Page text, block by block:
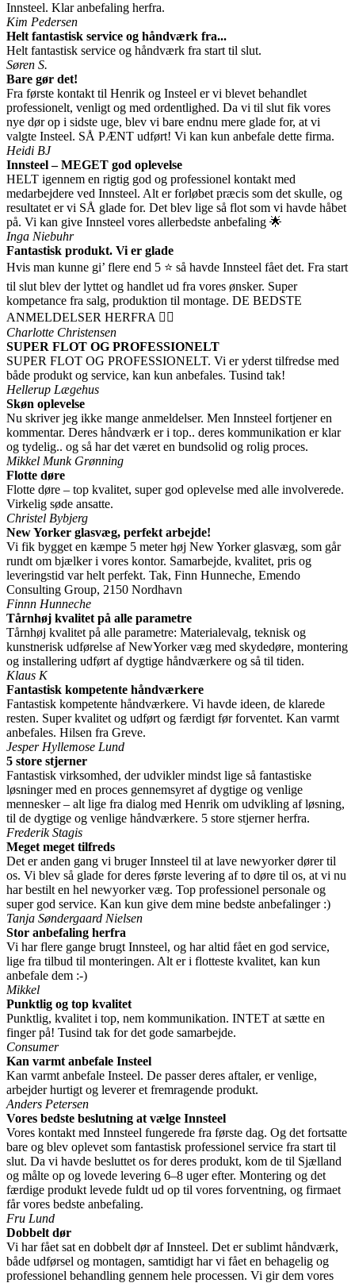
Innsteel. Klar anbefaling herfra.
Kim Pedersen
Helt fantastisk service og håndværk fra...
Helt fantastisk service og håndværk fra start til slut.
Søren S.
Bare gør det!
Fra første kontakt til Henrik og Insteel er vi blevet behandlet
professionelt, venligt og med ordentlighed. Da vi til slut fik vores
nye dør op i sidste uge, blev vi bare endnu mere glade for, at vi
valgte Insteel. SÅ PÆNT udført! Vi kan kun anbefale dette firma.
Heidi BJ
Innsteel – MEGET god oplevelse
HELT igennem en rigtig god og professionel kontakt med
medarbejdere ved Innsteel. Alt er forløbet præcis som det skulle, og
resultatet er vi SÅ glade for. Det blev lige så flot som vi havde håbet
på. Vi kan give Innsteel vores allerbedste anbefaling 🌟
Inga Niebuhr
Fantastisk produkt. Vi er glade
Hvis man kunne gi’ flere end 5 ⭐ så havde Innsteel fået det. Fra start
til slut blev der lyttet og handlet ud fra vores ønsker. Super
kompetance fra salg, produktion til montage. DE BEDSTE
ANMELDELSER HERFRA 👍🏻
Charlotte Christensen
SUPER FLOT OG PROFESSIONELT
SUPER FLOT OG PROFESSIONELT. Vi er yderst tilfredse med
både produkt og service, kan kun anbefales. Tusind tak!
Hellerup Lægehus
Skøn oplevelse
Nu skriver jeg ikke mange anmeldelser. Men Innsteel fortjener en
kommentar. Deres håndværk er i top.. deres kommunikation er klar
og tydelig.. og så har det været en bundsolid og rolig proces.
Mikkel Munk Grønning
Flotte døre
Flotte døre – top kvalitet, super god oplevelse med alle involverede.
Virkelig søde ansatte.
Christel Bybjerg
New Yorker glasvæg, perfekt arbejde!
Vi fik bygget en kæmpe 5 meter høj New Yorker glasvæg, som går
rundt om bjælker i vores kontor. Samarbejde, kvalitet, pris og
leveringstid var helt perfekt. Tak, Finn Hunneche, Emendo
Consulting Group, 2150 Nordhavn
Finnn Hunneche
Tårnhøj kvalitet på alle parametre
Tårnhøj kvalitet på alle parametre: Materialevalg, teknisk og
kunstnerisk udførelse af NewYorker væg med skydedøre, montering
og installering udført af dygtige håndværkere og så til tiden.
Klaus K
Fantastisk kompetente håndværkere
Fantastisk kompetente håndværkere. Vi havde ideen, de klarede
resten. Super kvalitet og udført og færdigt før forventet. Kan varmt
anbefales. Hilsen fra Greve.
Jesper Hyllemose Lund
5 store stjerner
Fantastisk virksomhed, der udvikler mindst lige så fantastiske
løsninger med en proces gennemsyret af dygtige og venlige
mennesker – alt lige fra dialog med Henrik om udvikling af løsning,
til de dygtige og venlige håndværkere. 5 store stjerner herfra.
Frederik Stagis
Meget meget tilfreds
Det er anden gang vi bruger Innsteel til at lave newyorker dører til
os. Vi blev så glade for deres første levering af to døre til os, at vi nu
har bestilt en hel newyorker væg. Top professionel personale og
super god service. Kan kun give dem mine bedste anbefalinger :)
Tanja Søndergaard Nielsen
Stor anbefaling herfra
Vi har flere gange brugt Innsteel, og har altid fået en god service,
lige fra tilbud til monteringen. Alt er i flotteste kvalitet, kan kun
anbefale dem :-)
Mikkel
Punktlig og top kvalitet
Punktlig, kvalitet i top, nem kommunikation. INTET at sætte en
finger på! Tusind tak for det gode samarbejde.
Consumer
Kan varmt anbefale Insteel
Kan varmt anbefale Insteel. De passer deres aftaler, er venlige,
arbejder hurtigt og leverer et fremragende produkt.
Anders Petersen
Vores bedste beslutning at vælge Innsteel
Vores kontakt med Innsteel fungerede fra første dag. Og det fortsatte
bare og blev oplevet som fantastisk professionel service fra start til
slut. Da vi havde besluttet os for deres produkt, kom de til Sjælland
og målte op og lovede levering 6–8 uger efter. Montering og det
færdige produkt levede fuldt ud op til vores forventning, og firmaet
får vores bedste anbefaling.
Fru Lund
Dobbelt dør
Vi har fået sat en dobbelt dør af Innsteel. Det er sublimt håndværk,
både udførsel og montagen, samtidigt har vi fået en behagelig og
professionel behandling gennem hele processen. Vi gir dem vores